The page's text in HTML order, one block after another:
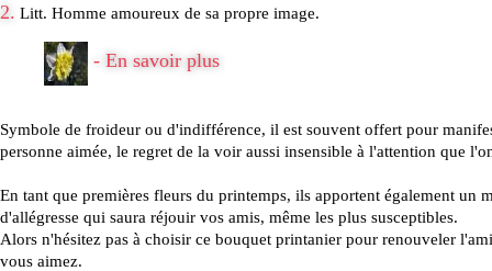
2. Litt. Homme amoureux de sa propre image.
- En savoir plus
Symbole de froideur ou d'indifférence, il est souvent offert pour
personne aimée, le regret de la voir aussi insensible à l'attention que
En tant que premières fleurs du printemps, ils apportent également un
d'allégresse qui saura réjouir vos amis, même les plus susceptibles.
Alors n'hésitez pas à choisir ce bouquet printanier pour renouveler
vous aimez.